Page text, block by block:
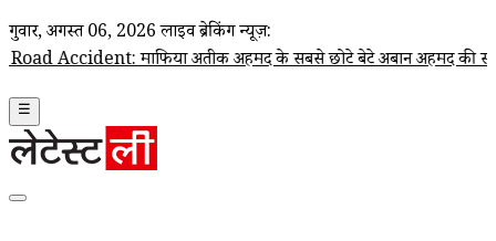
गुरूवार, अगस्त 06, 2026 लाइव ब्रेकिंग न्यूज़:
माफिया अतीक अहमद के सबसे छोटे बेटे अबान अहमद की सड़क हादसे में
☰